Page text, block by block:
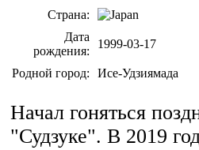
Страна:
Дата
рождения:
1999-03-17
Родной город: Исе-Удзиямада
Начал гоняться
"Судзуке". В 2019